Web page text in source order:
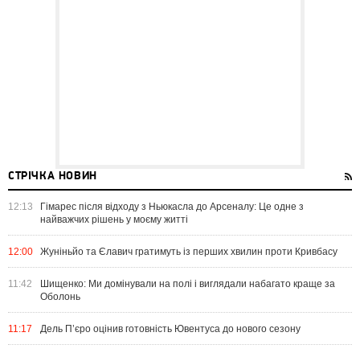
СТРІЧКА НОВИН
12:13
Гімарес після відходу з Ньюкасла до Арсеналу: Це одне з
найважчих рішень у моєму житті
12:00 Жуніньйо та Єлавич гратимуть із перших хвилин проти Кривбасу
11:42
Шищенко: Ми домінували на полі і виглядали набагато краще за
Оболонь
11:17 Дель П’єро оцінив готовність Ювентуса до нового сезону